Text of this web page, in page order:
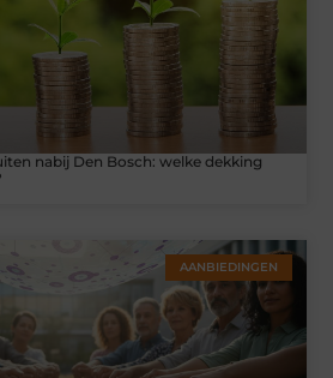
nabij Den Bosch: welke dekking
AANBIEDINGEN